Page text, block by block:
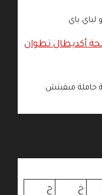
لباي باي
أكديطال تطوان
حاملة مبقيتش
خ
ج